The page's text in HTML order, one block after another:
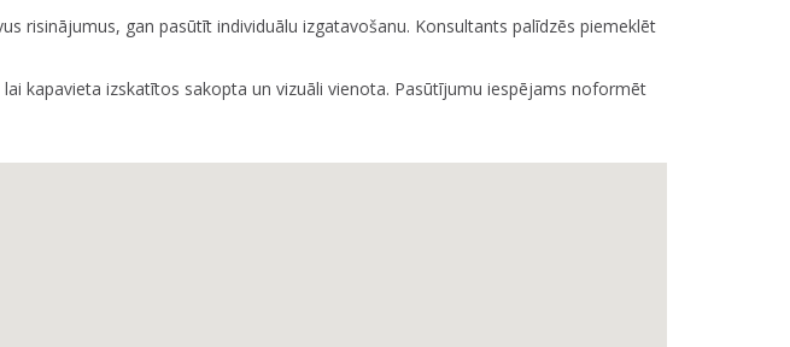
risinājumus, gan pasūtīt individuālu izgatavošanu. Konsultants palīdzēs piemeklēt
kapavieta izskatītos sakopta un vizuāli vienota. Pasūtījumu iespējams noformēt